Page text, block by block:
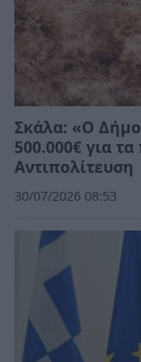
Σκάλα: «Ο
500.000€ για
Αντιπολίτευση
30/07/2026 08:53